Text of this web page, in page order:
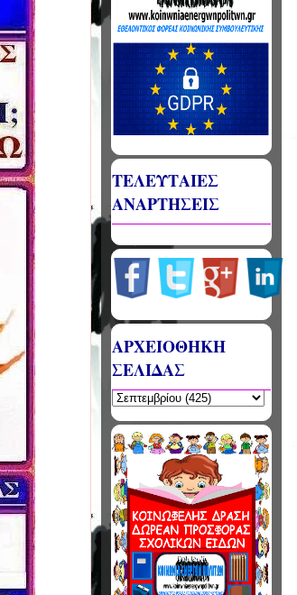
ΤΕΛΕΥΤΑΙΕΣ
ΑΝΑΡΤΗΣΕΙΣ
ΑΡΧΕΙΟΘΗΚΗ
ΣΕΛΙΔΑΣ